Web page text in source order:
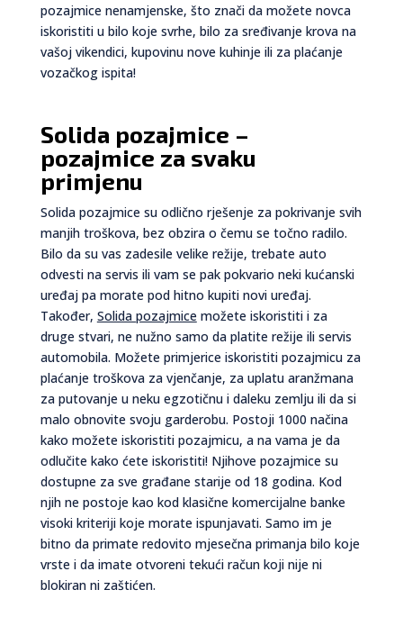
pozajmice nenamjenske, što znači da možete novca
iskoristiti u bilo koje svrhe, bilo za sređivanje krova na
vašoj vikendici, kupovinu nove kuhinje ili za plaćanje
vozačkog ispita!
Solida pozajmice –
pozajmice za svaku
primjenu
Solida pozajmice su odlično rješenje za pokrivanje svih
manjih troškova, bez obzira o čemu se točno radilo.
Bilo da su vas zadesile velike režije, trebate auto
odvesti na servis ili vam se pak pokvario neki kućanski
uređaj pa morate pod hitno kupiti novi uređaj.
Također, Solida pozajmice možete iskoristiti i za
druge stvari, ne nužno samo da platite režije ili servis
automobila. Možete primjerice iskoristiti pozajmicu za
plaćanje troškova za vjenčanje, za uplatu aranžmana
za putovanje u neku egzotičnu i daleku zemlju ili da si
malo obnovite svoju garderobu. Postoji 1000 načina
kako možete iskoristiti pozajmicu, a na vama je da
odlučite kako ćete iskoristiti! Njihove pozajmice su
dostupne za sve građane starije od 18 godina. Kod
njih ne postoje kao kod klasične komercijalne banke
visoki kriteriji koje morate ispunjavati. Samo im je
bitno da primate redovito mjesečna primanja bilo koje
vrste i da imate otvoreni tekući račun koji nije ni
blokiran ni zaštićen.